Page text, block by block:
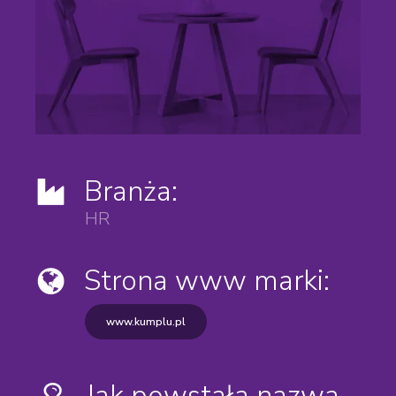
Branża:
HR
Strona www marki:
www.kumplu.pl